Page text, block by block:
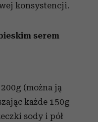
konsystencji.
serem
200g (można ją
każde 150g
sody i pół